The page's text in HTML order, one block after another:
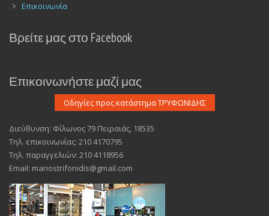
Επικοινωνία
Βρείτε μας στο Facebook
Επικοινωνήστε μαζί μας
Διεύθυνση: Φίλωνος 79 Πειραιάς, 18535
Τηλ. επικοινωνίας: 210 4170795
Τηλ. παραγγελιών: 210 4118956
Email: mariostrifonidis@gmail.com